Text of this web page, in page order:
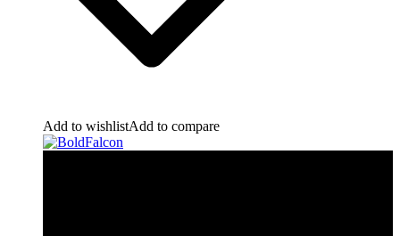
Add to wishlistAdd to compare